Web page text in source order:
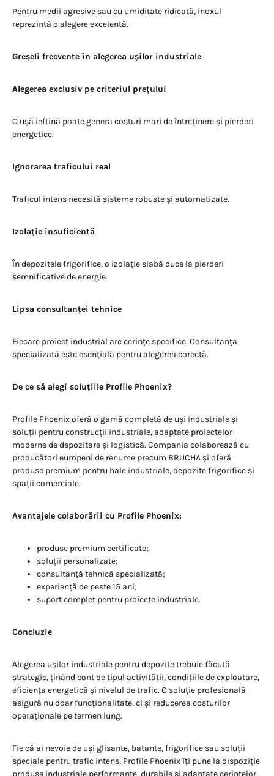
Pentru medii agresive sau cu umiditate ridicată, inoxul
reprezintă o alegere excelentă.
Greșeli frecvente în alegerea ușilor industriale
Alegerea exclusiv pe criteriul prețului
O ușă ieftină poate genera costuri mari de întreținere și pierderi
energetice.
Ignorarea traficului real
Traficul intens necesită sisteme robuste și automatizate.
Izolație insuficientă
În depozitele frigorifice, o izolație slabă duce la pierderi
semnificative de energie.
Lipsa consultanței tehnice
Fiecare proiect industrial are cerințe specifice. Consultanța
specializată este esențială pentru alegerea corectă.
De ce să alegi soluțiile Profile Phoenix?
Profile Phoenix oferă o gamă completă de uși industriale și
soluții pentru construcții industriale, adaptate proiectelor
moderne de depozitare și logistică. Compania colaborează cu
producători europeni de renume precum BRUCHA și oferă
produse premium pentru hale industriale, depozite frigorifice și
spații comerciale.
Avantajele colaborării cu Profile Phoenix:
produse premium certificate;
soluții personalizate;
consultanță tehnică specializată;
experiență de peste 15 ani;
suport complet pentru proiecte industriale.
Concluzie
Alegerea ușilor industriale pentru depozite trebuie făcută
strategic, ținând cont de tipul activității, condițiile de exploatare,
eficiența energetică și nivelul de trafic. O soluție profesională
asigură nu doar funcționalitate, ci și reducerea costurilor
operaționale pe termen lung.
Fie că ai nevoie de uși glisante, batante, frigorifice sau soluții
speciale pentru trafic intens, Profile Phoenix îți pune la dispoziție